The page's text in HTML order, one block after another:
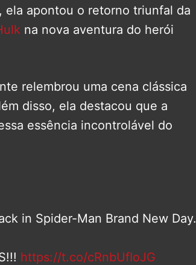
ela apontou o retorno triunfal da
na nova aventura do herói
relembrou uma cena clássica
disso, ela destacou que a
essência incontrolável do
in Spider-Man Brand New Day.
https://t.co/cRnbUfIoJG